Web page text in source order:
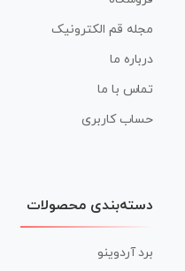
مجله قم الکترونیک
درباره ما
تماس با ما
حساب کاربری
دسته‌بندی محصولات
برد آردوینو